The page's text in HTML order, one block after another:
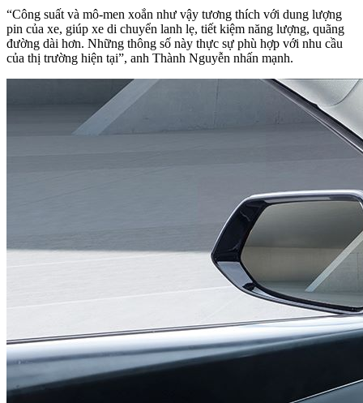
“Công suất và mô-men xoắn như vậy tương thích với dung lượng
pin của xe, giúp xe di chuyển lanh lẹ, tiết kiệm năng lượng, quãng
đường dài hơn. Những thông số này thực sự phù hợp với nhu cầu
của thị trường hiện tại”, anh Thành Nguyễn nhấn mạnh.